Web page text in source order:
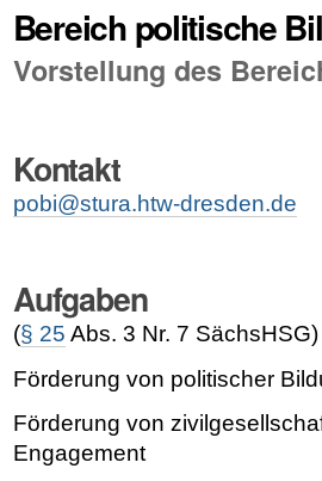
Bereich politische
Vorstellung des
Kontakt
pobi@stura.htw-dresden.de
Aufgaben
(§ 25 Abs. 3 Nr. 7 SächsHSG)
Förderung von politischer
Förderung von
Engagement